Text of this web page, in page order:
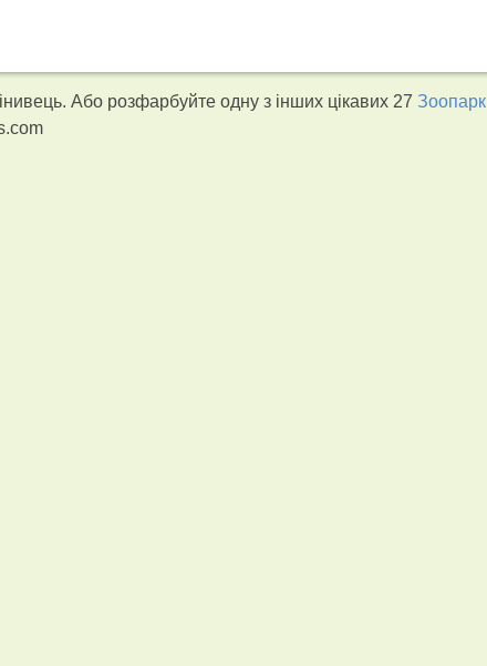
Або розфарбуйте одну з інших цікавих 27Зоопарк